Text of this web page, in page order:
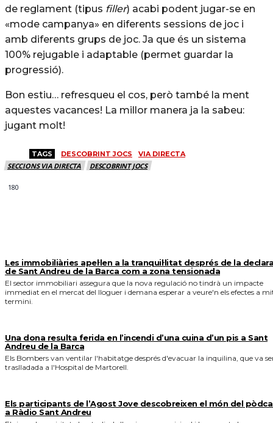
de reglament (tipus filler) acabi podent jugar-se en
«mode campanya» en diferents sessions de joc i
amb diferents grups de joc. Ja que és un sistema
100% rejugable i adaptable (permet guardar la
progressió).
Bon estiu… refresqueu el cos, però també la ment
aquestes vacances! La millor manera ja la sabeu:
jugant molt!
TAGS DESCOBRINT JOCS VIA DIRECTA
SECCIONS VIA DIRECTA DESCOBRINT JOCS
180
Les immobiliàries apel·len a la tranquil·litat després de la
de Sant Andreu de la Barca com a zona tensionada
El sector immobiliari assegura que la nova regulació no tindrà un impacte
immediat en el mercat del lloguer i demana esperar a veure'n els efectes a
termini.
Una dona resulta ferida en l’incendi d’una cuina d’un pis a Sant
Andreu de la Barca
Els Bombers van ventilar l'habitatge després d'evacuar la inquilina, que va
traslladada a l'Hospital de Martorell.
Els participants de l’Agost Jove descobreixen el món del
a Ràdio Sant Andreu